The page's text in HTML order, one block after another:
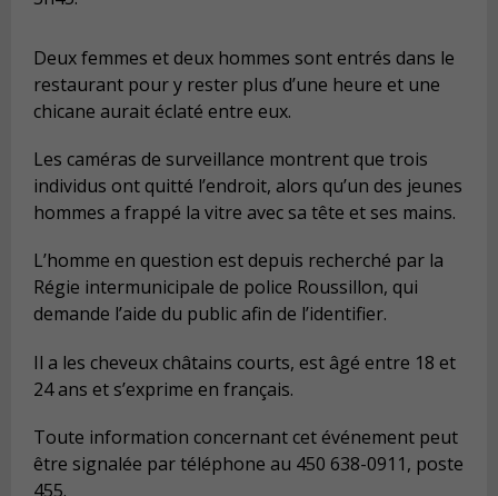
Deux femmes et deux hommes sont entrés dans le
restaurant pour y rester plus d’une heure et une
chicane aurait éclaté entre eux.
Les caméras de surveillance montrent que trois
individus ont quitté l’endroit, alors qu’un des jeunes
hommes a frappé la vitre avec sa tête et ses mains.
L’homme en question est depuis recherché par la
Régie intermunicipale de police Roussillon, qui
demande l’aide du public afin de l’identifier.
Il a les cheveux châtains courts, est âgé entre 18 et
24 ans et s’exprime en français.
Toute information concernant cet événement peut
être signalée par téléphone au 450 638-0911, poste
455.